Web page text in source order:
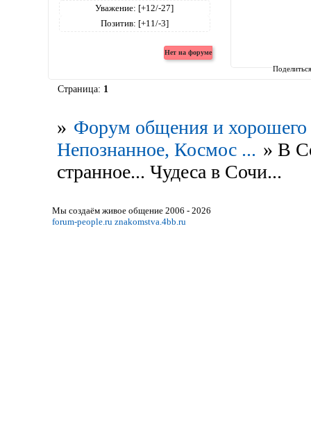
Уважение: [+12/-27]
Позитив: [+11/-3]
Страница: 1
» Форум общения и хорошего
Непознанное, Космос ... » В
странное... Чудеса в Сочи...
Мы создаём живое общение 2006 - 2026
forum-people.ru znakomstva.4bb.ru